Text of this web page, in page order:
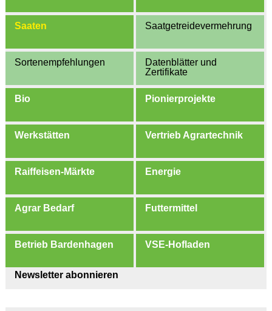
Saaten Saatgetreidevermehrung
Sortenempfehlungen
Datenblätter und
Zertifikate
Bio Pionierprojekte
Werkstätten Vertrieb Agrartechnik
Raiffeisen-Märkte Energie
Agrar Bedarf Futtermittel
Betrieb Bardenhagen VSE-Hofladen
Newsletter abonnieren